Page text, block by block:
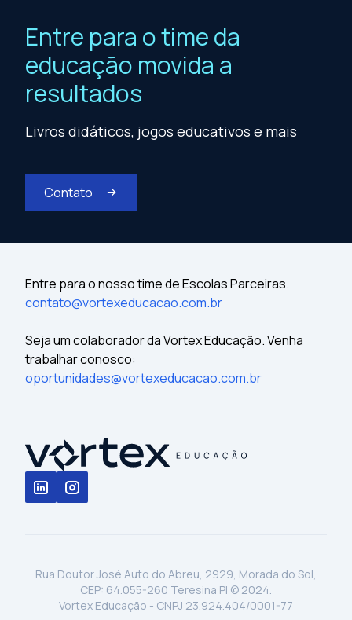
Entre para o time da
educação movida a
resultados
Livros didáticos, jogos educativos e mais
Contato
Entre para o nosso time de Escolas Parceiras.
contato@vortexeducacao.com.br
Seja um colaborador da Vortex Educação. Venha
trabalhar conosco:
oportunidades@vortexeducacao.com.br
Rua Doutor José Auto do Abreu, 2929, Morada do Sol,
CEP: 64.055-260 Teresina PI © 2024.
Vortex Educação - CNPJ 23.924.404/0001-77